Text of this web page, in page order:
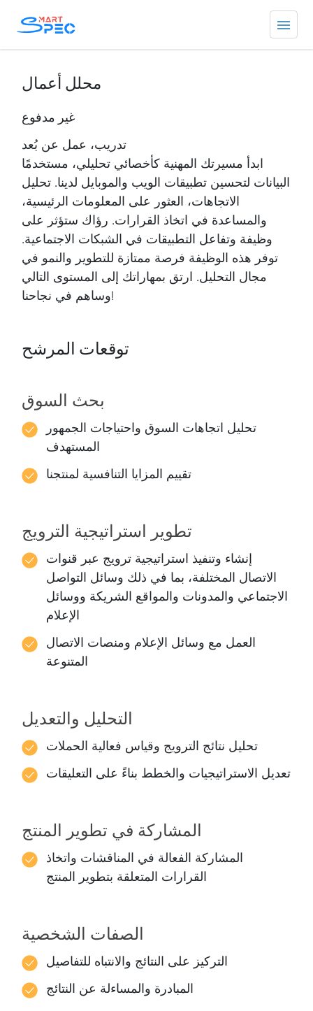
محلل أعمال
غير مدفوع
تدريب، عمل عن بُعد
ابدأ مسيرتك المهنية كأخصائي تحليلي، مستخدمًا
البيانات لتحسين تطبيقات الويب والموبايل لدينا. تحليل
الاتجاهات، العثور على المعلومات الرئيسية،
والمساعدة في اتخاذ القرارات. رؤاك ستؤثر على
وظيفة وتفاعل التطبيقات في الشبكات الاجتماعية.
توفر هذه الوظيفة فرصة ممتازة للتطوير والنمو في
مجال التحليل. ارتق بمهاراتك إلى المستوى التالي
وساهم في نجاحنا!
توقعات المرشح
بحث السوق
تحليل اتجاهات السوق واحتياجات الجمهور
المستهدف
تقييم المزايا التنافسية لمنتجنا
تطوير استراتيجية الترويج
إنشاء وتنفيذ استراتيجية ترويج عبر قنوات
الاتصال المختلفة، بما في ذلك وسائل التواصل
الاجتماعي والمدونات والمواقع الشريكة ووسائل
الإعلام
العمل مع وسائل الإعلام ومنصات الاتصال
المتنوعة
التحليل والتعديل
تحليل نتائج الترويج وقياس فعالية الحملات
تعديل الاستراتيجيات والخطط بناءً على التعليقات
المشاركة في تطوير المنتج
المشاركة الفعالة في المناقشات واتخاذ
القرارات المتعلقة بتطوير المنتج
الصفات الشخصية
التركيز على النتائج والانتباه للتفاصيل
المبادرة والمساءلة عن النتائج